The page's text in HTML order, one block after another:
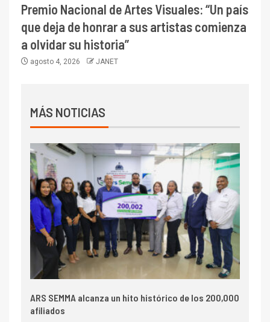
Premio Nacional de Artes Visuales: “Un país
que deja de honrar a sus artistas comienza
a olvidar su historia”
agosto 4, 2026 JANET
MÁS NOTICIAS
ARS SEMMA alcanza un hito histórico de los 200,000
afiliados